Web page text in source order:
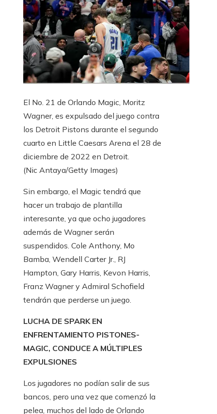
El No. 21 de Orlando Magic, Moritz
Wagner, es expulsado del juego contra
los Detroit Pistons durante el segundo
cuarto en Little Caesars Arena el 28 de
diciembre de 2022 en Detroit.
(Nic Antaya/Getty Images)
Sin embargo, el Magic tendrá que
hacer un trabajo de plantilla
interesante, ya que ocho jugadores
además de Wagner serán
suspendidos. Cole Anthony, Mo
Bamba, Wendell Carter Jr., RJ
Hampton, Gary Harris, Kevon Harris,
Franz Wagner y Admiral Schofield
tendrán que perderse un juego.
LUCHA DE SPARK EN
ENFRENTAMIENTO PISTONES-
MAGIC, CONDUCE A MÚLTIPLES
EXPULSIONES
Los jugadores no podían salir de sus
bancos, pero una vez que comenzó la
pelea, muchos del lado de Orlando